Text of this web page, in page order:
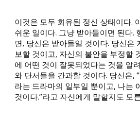
이것은 모두 회유된 정신 상태이다.
쉬운 일이다. 그냥 받아들이면 된다.
면, 당신은 받아들일 것이다. 당신은
보할 것이고, 자신의 불안을 부정할
에 어떤 것이 잘못되었다는 것을 알
와 단서들을 간과할 것이다. 당신은,
라는 드라마의 일부일 뿐이고, 나는
것이다.”라고 자신에게 말할지도 모